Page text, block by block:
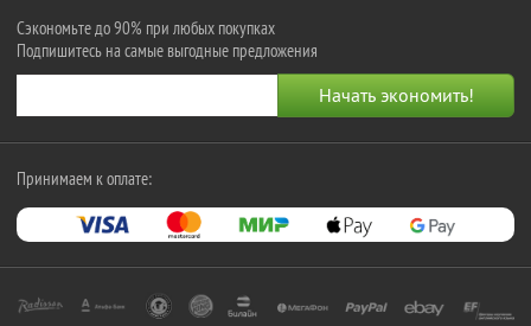
Сэкономьте до 90% при любых покупках
Подпишитесь на самые выгодные предложения
Принимаем к оплате: